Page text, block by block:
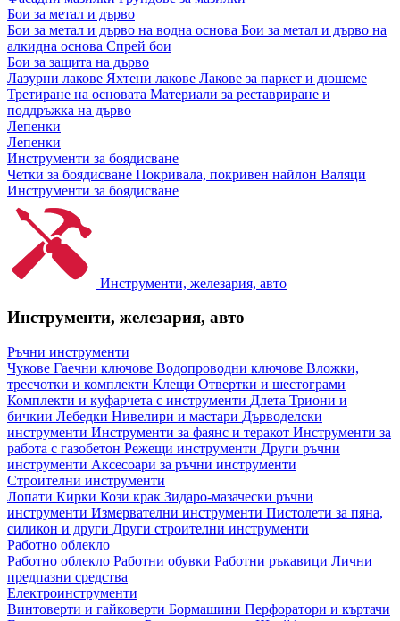
Бои за метал и дърво
Бои за метал и дърво на водна основа Бои за метал и дърво на
алкидна основа Спрей бои
Бои за защита на дърво
Лазурни лакове Яхтени лакове Лакове за паркет и дюшеме
Третиране на основата Материали за реставриране и
поддръжка на дърво
Лепенки
Лепенки
Инструменти за боядисване
Четки за боядисване Покривала, покривен найлон Валяци
Инструменти за боядисване
Инструменти, железария, авто
Инструменти, железария, авто
Ръчни инструменти
Чукове Гаечни ключове Водопроводни ключове Вложки,
тресчотки и комплекти Клещи Отвертки и шестограми
Комплекти и куфарчета с инструменти Длета Триони и
бичкии Лебедки Нивелири и мастари Дърводелски
инструменти Инструменти за фаянс и теракот Инструменти за
работа с газобетон Режещи инструменти Други ръчни
инструменти Аксесоари за ръчни инструменти
Строителни инструменти
Лопати Кирки Кози крак Зидаро-мазачески ръчни
инструменти Измервателни инструменти Пистолети за пяна,
силикон и други Други строителни инструменти
Работно облекло
Работно облекло Работни обувки Работни ръкавици Лични
предпазни средства
Електроинструменти
Винтоверти и гайковерти Бормашини Перфоратори и къртачи